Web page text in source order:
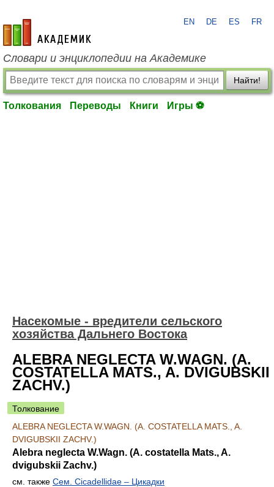
academic.ru
EN DE ES FR
Словари и энциклопедии на Академике
Найти!
Толкования Переводы Книги Игры ⚽
Насекомые - вредители сельского
хозяйства Дальнего Востока
ALEBRA NEGLECTA W.WAGN. (A.
COSTATELLA MATS., A. DVIGUBSKII
ZACHV.)
Толкование
ALEBRA NEGLECTA W.WAGN. (A. COSTATELLA MATS., A.
DVIGUBSKII ZACHV.)
Alebra neglecta W.Wagn. (A. costatella Mats., A.
dvigubskii Zachv.)
см. также Сем. Cicadellidae – Цикадки